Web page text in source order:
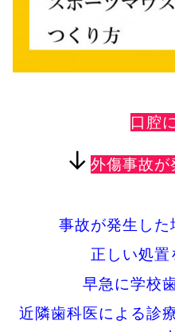
口腔
↓ 外傷事故が
事故が発生した
正しい処置
早急に学校
近隣歯科医による診